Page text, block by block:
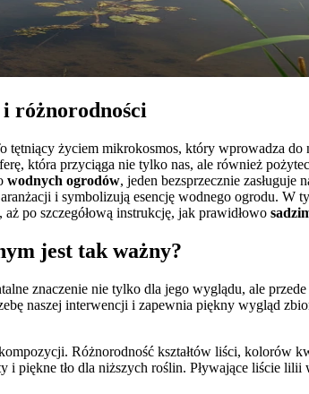
różnorodności
życiem mikrokosmos, który wprowadza do
która przyciąga nie tylko nas, ale również
wodnych ogrodów, jeden bezsprzecznie zasługuje
i symbolizują esencję wodnego ogrodu.
po szczegółową instrukcję, jak prawidłowo
jest tak ważny?
znaczenie nie tylko dla jego wyglądu, ale
naszej interwencji i zapewnia piękny wygląd
Różnorodność kształtów liści, kolorów
i piękne tło dla niższych roślin. Pływające liście